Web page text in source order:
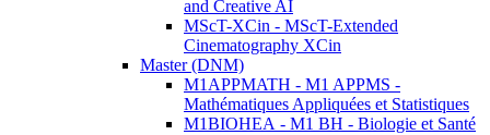
and Creative AI
MScT-XCin - MScT-Extended
Cinematography XCin
Master (DNM)
M1APPMATH - M1 APPMS -
Mathématiques Appliquées et Statistiques
M1BIOHEA - M1 BH - Biologie et Santé